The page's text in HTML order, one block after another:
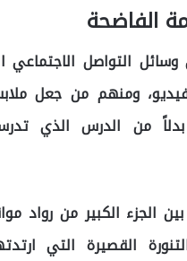
الفاضحة
التواصل
ومنهم من جعل
من الدرس الذي
الجزء الكبير من رواد
القصيرة التي